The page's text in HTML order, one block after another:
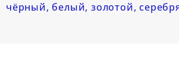
чёрный, белый, золотой,